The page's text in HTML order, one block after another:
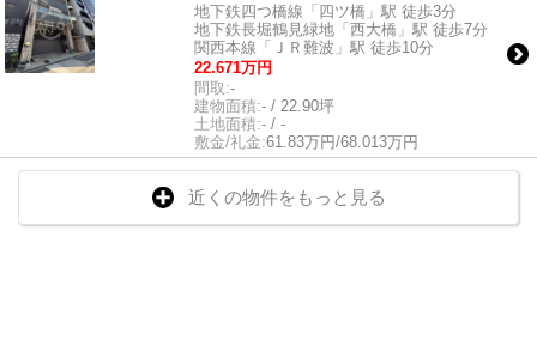
地下鉄四つ橋線「四ツ橋」駅 徒歩3分
地下鉄長堀鶴見緑地「西大橋」駅 徒歩7分
関西本線「ＪＲ難波」駅 徒歩10分
22.671万円
間取:-
建物面積:- / 22.90坪
土地面積:- / -
敷金/礼金:61.83万円/68.013万円
近くの物件をもっと見る